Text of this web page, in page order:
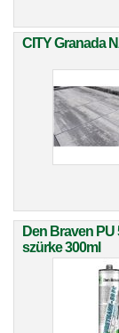
CITY Granada
Den Braven PU
szürke 300ml